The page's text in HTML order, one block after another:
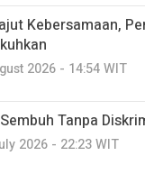
Kebersamaan,
2026 - 14:54 WIT
Tanpa
2026 - 22:23 WIT